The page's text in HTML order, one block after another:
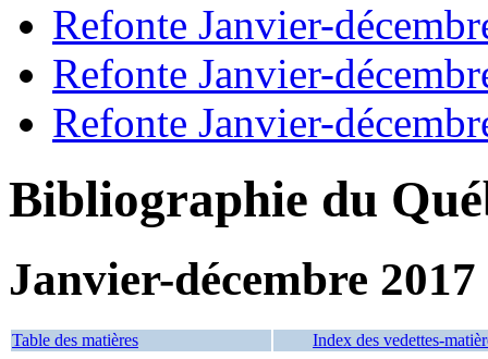
Refonte Janvier-
Refonte Janvier-
Refonte Janvier-
Bibliographie du
Janvier-décembre 2017
Table des matières Index des vedettes-